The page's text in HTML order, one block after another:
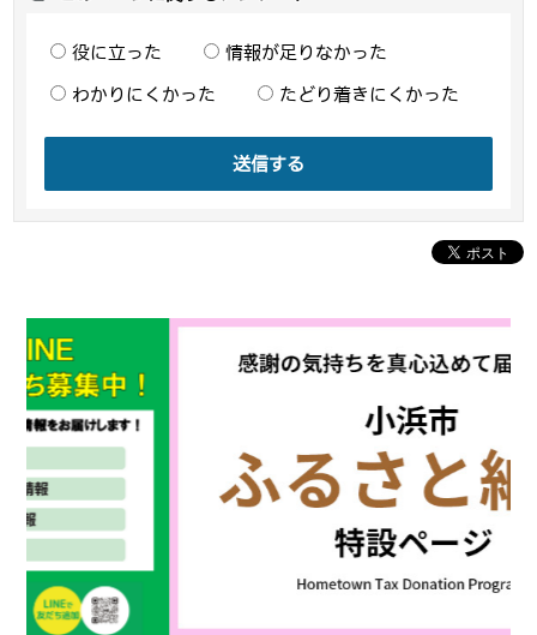
役に立った 情報が足りなかった
わかりにくかった たどり着きにくかった
送信する